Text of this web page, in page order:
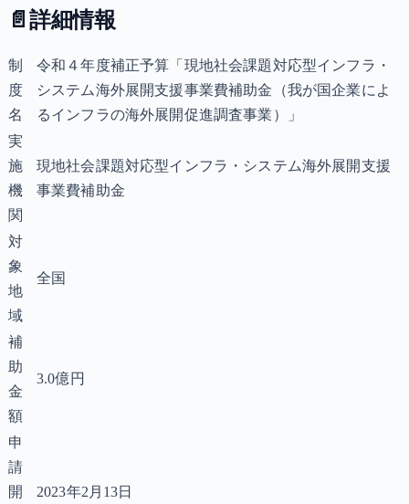
📄 詳細情報
制
度
名
令和４年度補正予算「現地社会課題対応型インフラ・
システム海外展開支援事業費補助金（我が国企業によ
るインフラの海外展開促進調査事業）」
実
施
機
関
現地社会課題対応型インフラ・システム海外展開支援
事業費補助金
対
象
地
域
全国
補
助
金
額
3.0億円
申
請
開
2023年2月13日